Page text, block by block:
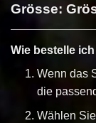
Grösse:
Wie bestelle
Wenn das
die
Wählen